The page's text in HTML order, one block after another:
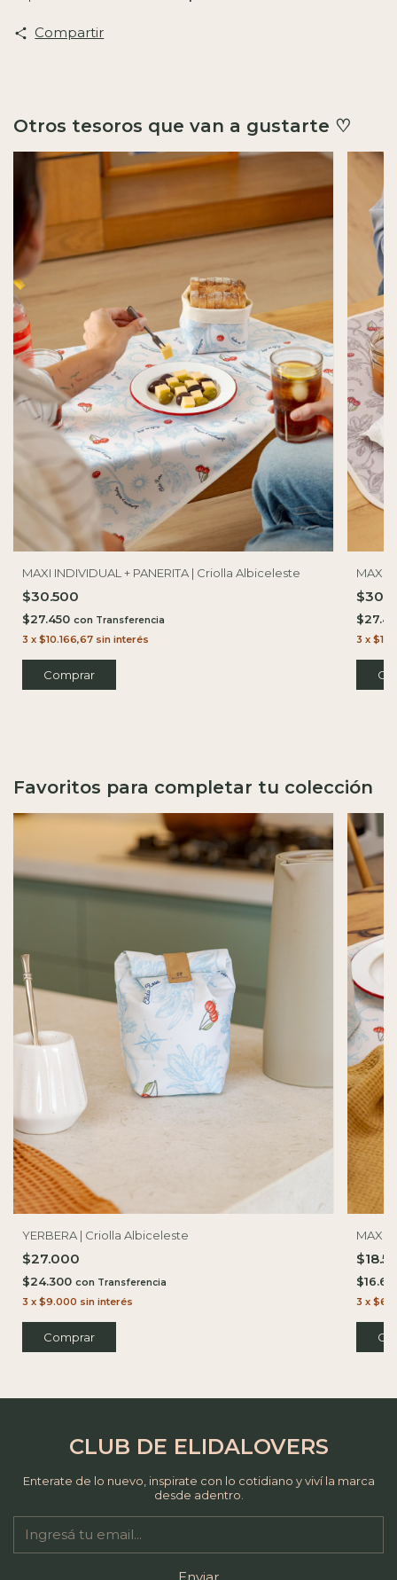
Compartir
Otros tesoros que van a gustarte ♡
MAXI INDIVIDUAL + PANERITA | Criolla Albiceleste
$30.500
$27.450 con
3 x $10.166,67 sin interés
MAXI
3 x
Favoritos para completar tu colección
YERBERA | Criolla Albiceleste
$27.000
$24.300 con
3 x $9.000 sin interés
MAXI
3 x
CLUB DE ELIDALOVERS
Enterate de lo nuevo, inspirate con lo cotidiano y viví la marca
desde adentro.